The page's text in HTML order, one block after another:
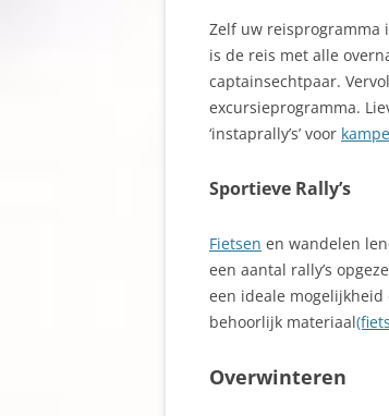
Zelf uw reisprogramma
is de reis met alle
captainsechtpaar.
excursieprogramma.
‘instaprally’s’ voor
Sportieve Rally’s
Fietsen en wandelen
een aantal rally’s
een ideale
behoorlijk materiaal
Overwinteren